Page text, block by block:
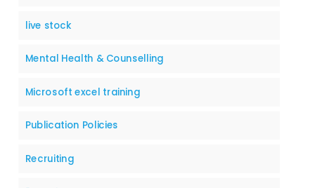
live stock
Mental Health & Counselling
Microsoft excel training
Publication Policies
Recruiting